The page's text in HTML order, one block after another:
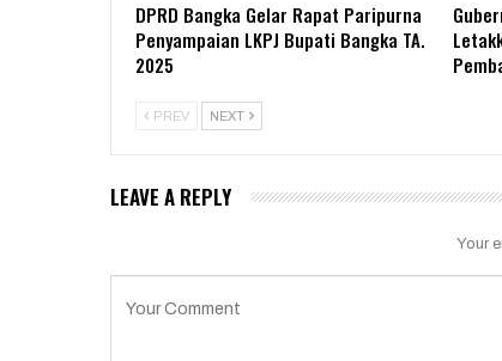
DPRD Bangka Gelar Rapat Paripurna
Penyampaian LKPJ Bupati Bangka TA.
2025
PREV NEXT
LEAVE A REPLY
Your